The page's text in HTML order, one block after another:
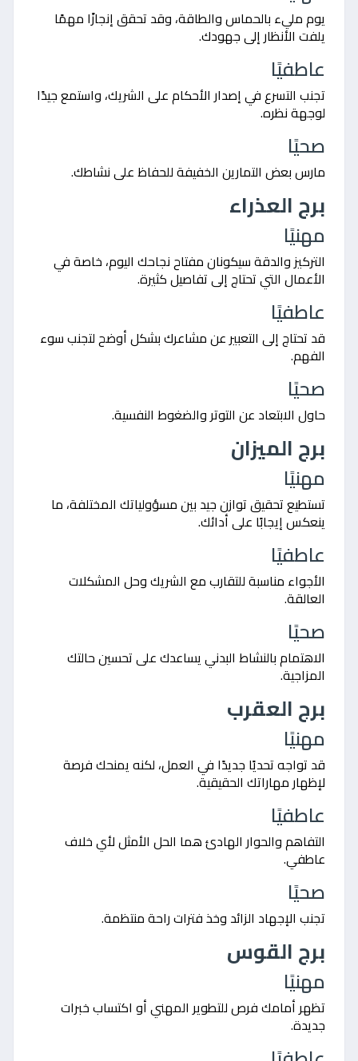
يوم مليء بالحماس والطاقة، وقد تحقق إنجازًا مهمًا
يلفت الأنظار إلى جهودك.
عاطفيًا
تجنب التسرع في إصدار الأحكام على الشريك، واستمع جيدًا
لوجهة نظره.
صحيًا
مارس بعض التمارين الخفيفة للحفاظ على نشاطك.
برج العذراء
مهنيًا
التركيز والدقة سيكونان مفتاح نجاحك اليوم، خاصة في
الأعمال التي تحتاج إلى تفاصيل كثيرة.
عاطفيًا
قد تحتاج إلى التعبير عن مشاعرك بشكل أوضح لتجنب سوء
الفهم.
صحيًا
حاول الابتعاد عن التوتر والضغوط النفسية.
برج الميزان
مهنيًا
تستطيع تحقيق توازن جيد بين مسؤولياتك المختلفة، ما
ينعكس إيجابًا على أدائك.
عاطفيًا
الأجواء مناسبة للتقارب مع الشريك وحل المشكلات
العالقة.
صحيًا
الاهتمام بالنشاط البدني يساعدك على تحسين حالتك
المزاجية.
برج العقرب
مهنيًا
قد تواجه تحديًا جديدًا في العمل، لكنه يمنحك فرصة
لإظهار مهاراتك الحقيقية.
عاطفيًا
التفاهم والحوار الهادئ هما الحل الأمثل لأي خلاف
عاطفي.
صحيًا
تجنب الإجهاد الزائد وخذ فترات راحة منتظمة.
برج القوس
مهنيًا
تظهر أمامك فرص للتطوير المهني أو اكتساب خبرات
جديدة.